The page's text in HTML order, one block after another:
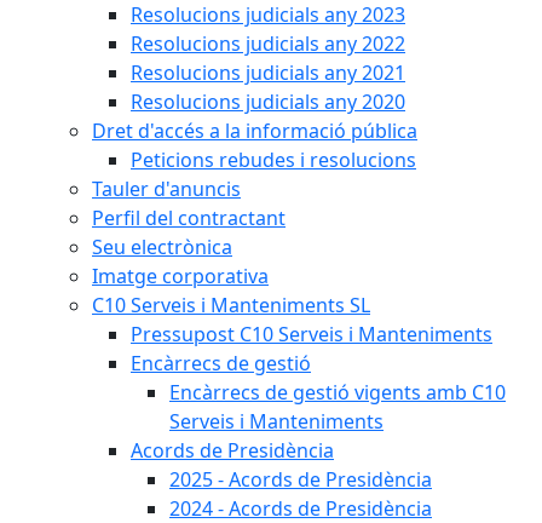
Resolucions judicials any 2023
Resolucions judicials any 2022
Resolucions judicials any 2021
Resolucions judicials any 2020
Dret d'accés a la informació pública
Peticions rebudes i resolucions
Tauler d'anuncis
Perfil del contractant
Seu electrònica
Imatge corporativa
C10 Serveis i Manteniments SL
Pressupost C10 Serveis i Manteniments
Encàrrecs de gestió
Encàrrecs de gestió vigents amb C10
Serveis i Manteniments
Acords de Presidència
2025 - Acords de Presidència
2024 - Acords de Presidència